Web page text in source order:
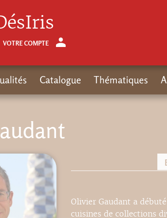
Olivier Gaudant a
cuisines de collections
VOTRE COMPTE
Catalogue Thématiques